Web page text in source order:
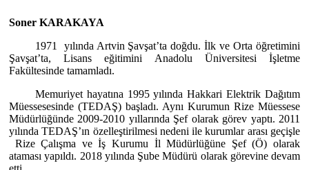
Soner KARAKAYA
1971 yılında Artvin Şavşat’ta doğdu. İlk ve Orta öğretimini
Şavşat’ta, Lisans eğitimini Anadolu Üniversitesi İşletme
Fakültesinde tamamladı.
Memuriyet hayatına 1995 yılında Hakkari Elektrik Dağıtım
Müessesesinde (TEDAŞ) başladı. Aynı Kurumun Rize Müessese
Müdürlüğünde 2009-2010 yıllarında Şef olarak görev yaptı. 2011
yılında TEDAŞ’ın özelleştirilmesi nedeni ile kurumlar arası geçişle
Rize Çalışma ve İş Kurumu İl Müdürlüğüne Şef (Ö) olarak
ataması yapıldı. 2018 yılında Şube Müdürü olarak görevine devam